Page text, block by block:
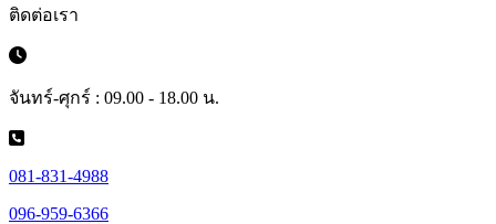
ติดต่อเรา
จันทร์-ศุกร์ : 09.00 - 18.00 น.
081-831-4988
096-959-6366